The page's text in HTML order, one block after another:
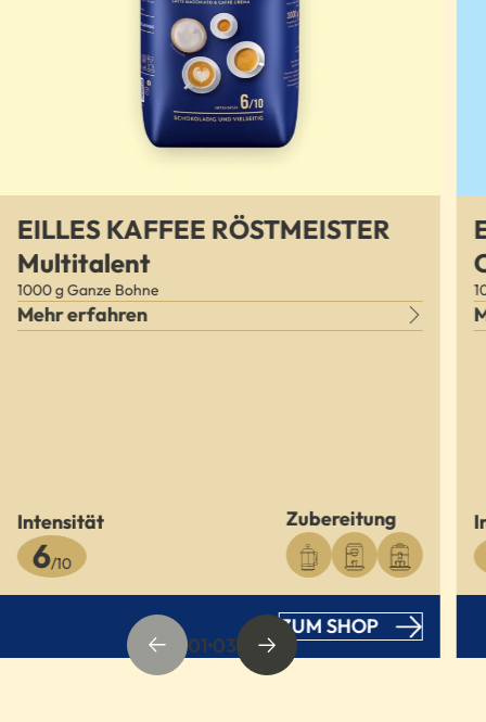
EILLES KAFFEE RÖSTMEISTER
Multitalent
Verpackungsgröße
1000 g Ganze Bohne
Mehr erfahren
Intensität
6/10
Zubereitung
ZUM SHOP
0103